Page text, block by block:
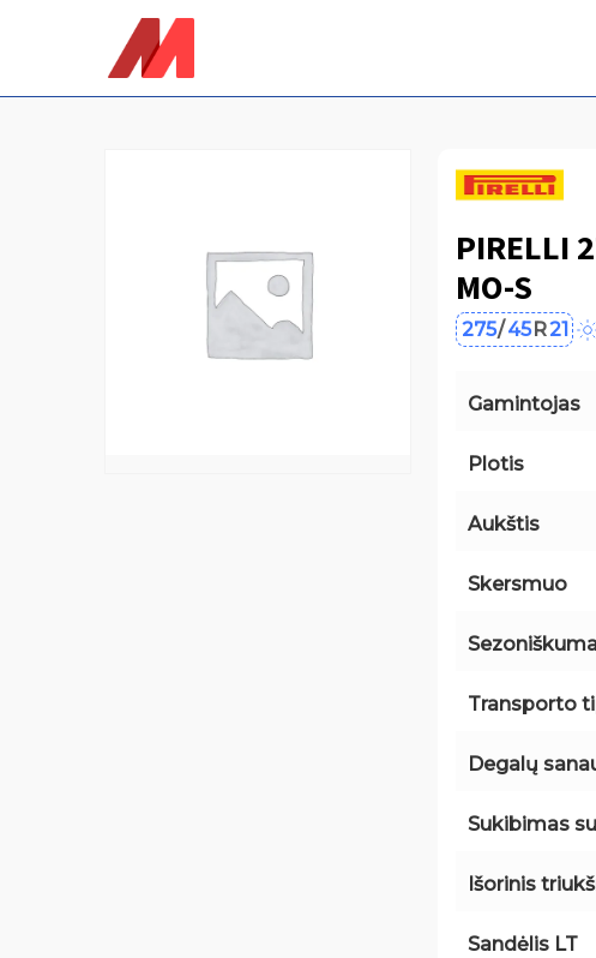
content
PIRELLI
MO-S
275/45R21
Gamintojas
Plotis
Aukštis
Skersmuo
Transporto
Degalų
Sukibimas
Išorinis
Sandėlis LT